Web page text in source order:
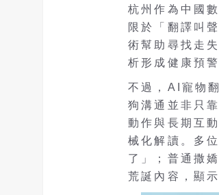
杭州作為中國
限於「翻譯叫
術幫助尋找走
析形成健康預
不過，AI寵物
狗溝通並非只
動作與長期互
械化解讀。多
了」；普通撒
荒誕內容，顯